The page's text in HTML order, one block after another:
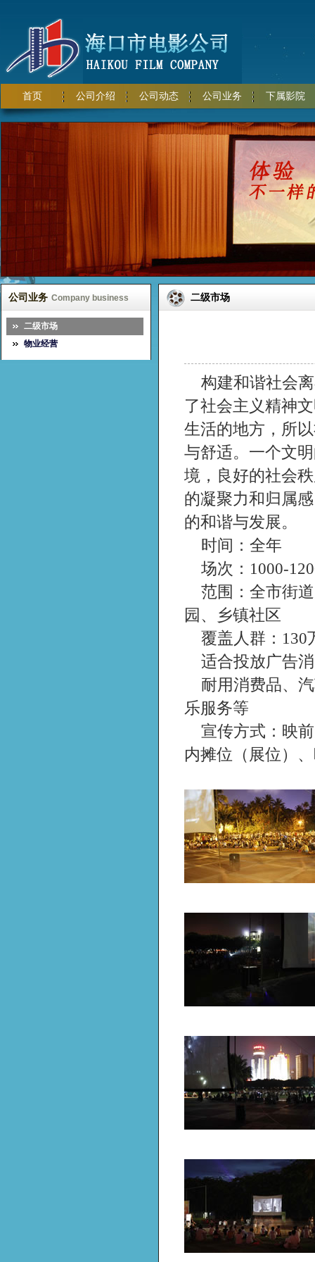
首页 公司介绍 公司动态 公司业务 下属影院
公司业务 Company business
二级市场
物业经营
二级市场
构建和谐社会
了社会主义精神
生活的地方，所
与舒适。一个文
境，良好的社会
的凝聚力和归属
的和谐与发展。
时间：全年
场次：1000-
范围：全市街
园、乡镇社区
覆盖人群：130
适合投放广告
耐用消费品、
乐服务等
宣传方式：映
内摊位（展位）